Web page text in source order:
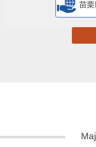
苗